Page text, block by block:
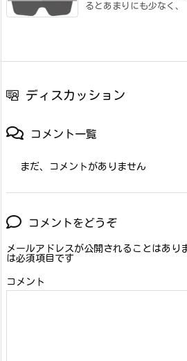
るとあまりにも少なく
ディスカッション
コメント一覧
まだ、コメントがありません
コメントをどうぞ
メールアドレスが公開されることはあり
は必須項目です
コメント